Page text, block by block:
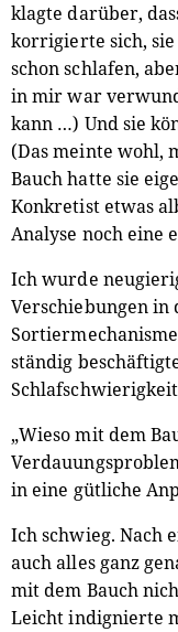
klagte darüber,
korrigierte sich,
schon schlafen,
in mir war
kann …) Und sie
(Das meinte wohl,
Bauch hatte sie
Konkretist etwas
Analyse noch eine
Ich wurde
Verschiebungen in
ständig
„Wieso mit dem
in eine gütliche
Ich schwieg. Nach
auch alles ganz
mit dem Bauch
Leicht indignierte